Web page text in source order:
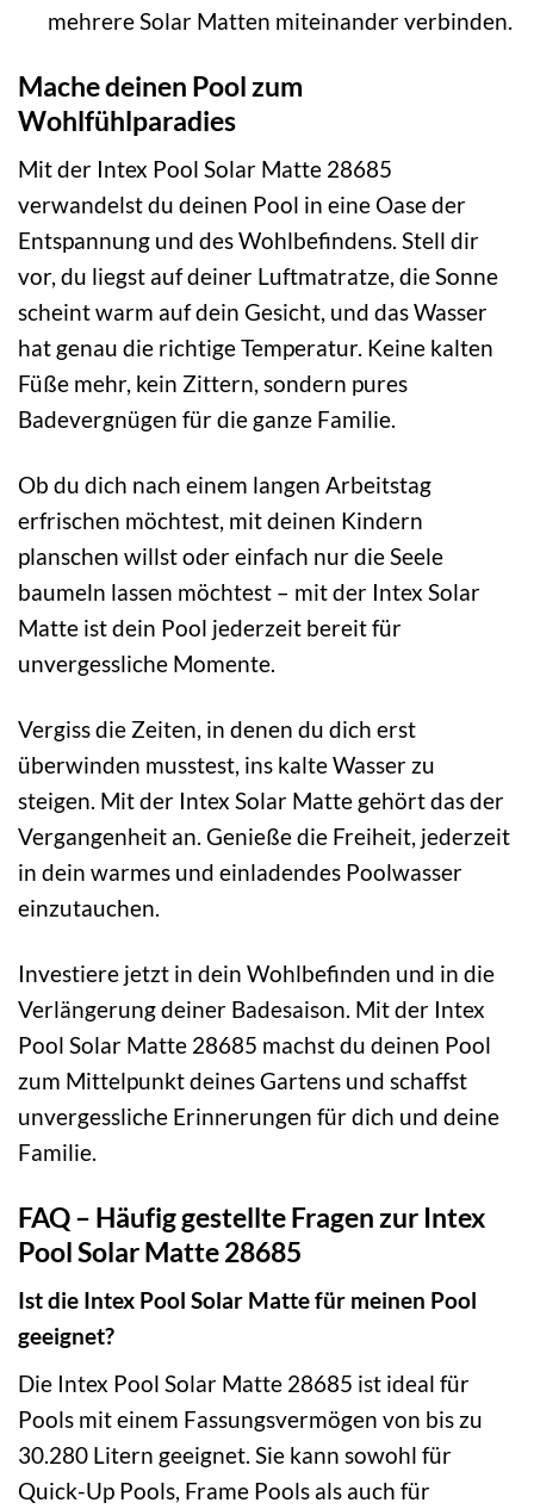
mehrere Solar Matten miteinander verbinden.
Mache deinen Pool zum
Wohlfühlparadies
Mit der Intex Pool Solar Matte 28685
verwandelst du deinen Pool in eine Oase der
Entspannung und des Wohlbefindens. Stell dir
vor, du liegst auf deiner Luftmatratze, die Sonne
scheint warm auf dein Gesicht, und das Wasser
hat genau die richtige Temperatur. Keine kalten
Füße mehr, kein Zittern, sondern pures
Badevergnügen für die ganze Familie.
Ob du dich nach einem langen Arbeitstag
erfrischen möchtest, mit deinen Kindern
planschen willst oder einfach nur die Seele
baumeln lassen möchtest – mit der Intex Solar
Matte ist dein Pool jederzeit bereit für
unvergessliche Momente.
Vergiss die Zeiten, in denen du dich erst
überwinden musstest, ins kalte Wasser zu
steigen. Mit der Intex Solar Matte gehört das der
Vergangenheit an. Genieße die Freiheit, jederzeit
in dein warmes und einladendes Poolwasser
einzutauchen.
Investiere jetzt in dein Wohlbefinden und in die
Verlängerung deiner Badesaison. Mit der Intex
Pool Solar Matte 28685 machst du deinen Pool
zum Mittelpunkt deines Gartens und schaffst
unvergessliche Erinnerungen für dich und deine
Familie.
FAQ – Häufig gestellte Fragen zur Intex
Pool Solar Matte 28685
Ist die Intex Pool Solar Matte für meinen Pool
geeignet?
Die Intex Pool Solar Matte 28685 ist ideal für
Pools mit einem Fassungsvermögen von bis zu
30.280 Litern geeignet. Sie kann sowohl für
Quick-Up Pools, Frame Pools als auch für